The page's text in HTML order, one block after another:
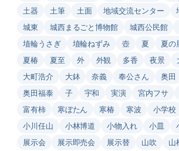
土器
土筆 土面 地域交流センター
城東
城西まるごと博物館 城西公民館
埴輪うさぎ
埴輪ねずみ 壺 夏 夏の
夏椿
夏至 外 外観 多香 夜景
大町浩介
大鉢 奈義 奉公さん 奥田
奥田福泰
子 宇和 実演 宮内フサ
富有柿
寒ぼたん 寒椿 寒波 小学校
小川任山
小林博道 小物入れ 小皿
展示会
展示即売会 展示替 山吹 山